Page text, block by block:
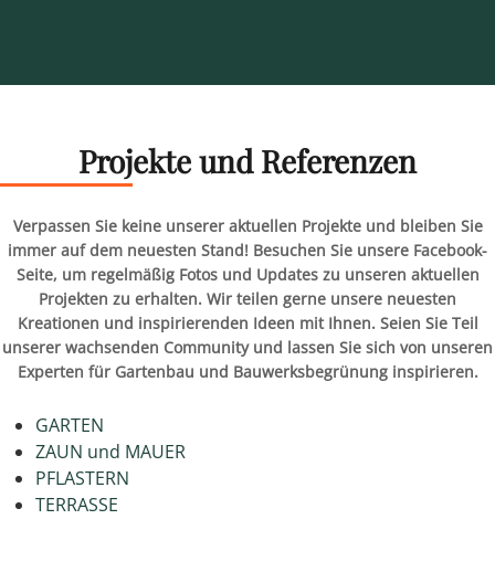
Projekte und Referenzen
Verpassen Sie keine unserer aktuellen Projekte und bleiben Sie
immer auf dem neuesten Stand! Besuchen Sie unsere Facebook-
Seite, um regelmäßig Fotos und Updates zu unseren aktuellen
Projekten zu erhalten. Wir teilen gerne unsere neuesten
Kreationen und inspirierenden Ideen mit Ihnen. Seien Sie Teil
unserer wachsenden Community und lassen Sie sich von unseren
Experten für Gartenbau und Bauwerksbegrünung inspirieren.
GARTEN
ZAUN und MAUER
PFLASTERN
TERRASSE